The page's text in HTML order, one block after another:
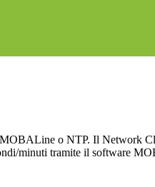
o NTP. Il Network
minuti tramite il software